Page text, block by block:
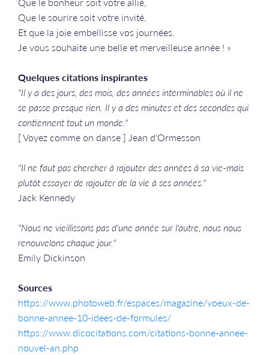
Que le sourire soit votre invité,
Et que la joie embellisse vos journées.
Je vous souhaite une belle et merveilleuse année ! »
Quelques citations inspirantes
"Il y a des jours, des mois, des années interminables où il ne
se passe presque rien. Il y a des minutes et des secondes qui
contiennent tout un monde."
[ Voyez comme on danse ] Jean d'Ormesson
"Il ne faut pas chercher à rajouter des années à sa vie-mais
plutôt essayer de rajouter de la vie à ses années."
Jack Kennedy
"Nous ne vieillissons pas d'une année sur l'autre, nous nous
renouvelons chaque jour."
Emily Dickinson​​​​​​​
Sources
https://www.photoweb.fr/espaces/magazine/voeux-de-
bonne-annee-10-idees-de-formules/
https://www.dicocitations.com/citations-bonne-annee-
nouvel-an.php